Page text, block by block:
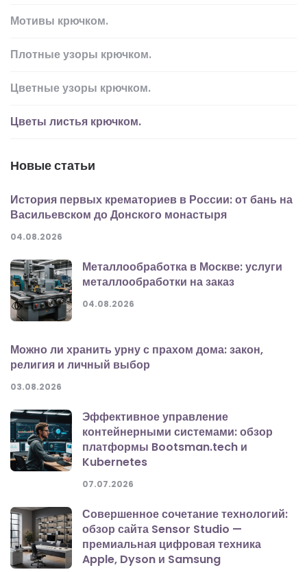
Мотивы крючком.
Плотные узоры крючком.
Цветные узоры крючком.
Цветы листья крючком.
Новые статьи
История первых крематориев в России: от бань на
Васильевском до Донского монастыря
04.08.2026
Металлообработка в Москве: услуги
металлообработки на заказ
04.08.2026
Можно ли хранить урну с прахом дома: закон,
религия и личный выбор
03.08.2026
Эффективное управление
контейнерными системами: обзор
платформы Bootsman.tech и
Kubernetes
07.07.2026
Совершенное сочетание технологий:
обзор сайта Sensor Studio —
премиальная цифровая техника
Apple, Dyson и Samsung